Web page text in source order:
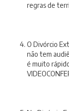
regras de
O Divórcio
não tem
é muito